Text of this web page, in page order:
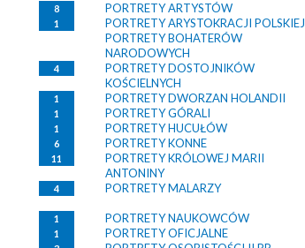
8 PORTRETY ARTYSTÓW
1 PORTRETY ARYSTOKRACJI POLSKIEJ
PORTRETY BOHATERÓW
NARODOWYCH
4
PORTRETY DOSTOJNIKÓW
KOŚCIELNYCH
1 PORTRETY DWORZAN HOLANDII
1 PORTRETY GÓRALI
1 PORTRETY HUCUŁÓW
6 PORTRETY KONNE
11
PORTRETY KRÓLOWEJ MARII
ANTONINY
4 PORTRETY MALARZY
1 PORTRETY NAUKOWCÓW
1 PORTRETY OFICJALNE